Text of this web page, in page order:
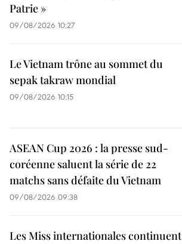
Patrie »
09/08/2026 10:27
Le Vietnam trône au sommet du
sepak takraw mondial
09/08/2026 10:15
ASEAN Cup 2026 : la presse sud-
coréenne saluent la série de 22
matchs sans défaite du Vietnam
09/08/2026 09:38
Les Miss internationales continuent